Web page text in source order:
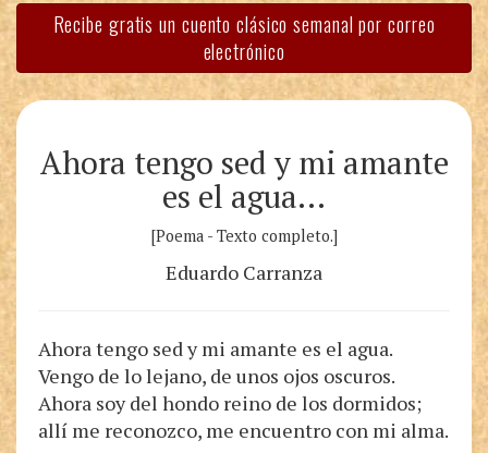
Recibe gratis un cuento clásico semanal por correo
electrónico
Ahora tengo sed y mi amante
es el agua…
[Poema - Texto completo.]
Eduardo Carranza
Ahora tengo sed y mi amante es el agua.
Vengo de lo lejano, de unos ojos oscuros.
Ahora soy del hondo reino de los dormidos;
allí me reconozco, me encuentro con mi alma.